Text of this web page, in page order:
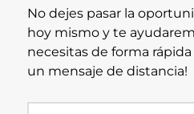
No dejes pasar la
hoy mismo y te
necesitas de forma rápida
un mensaje de distancia!